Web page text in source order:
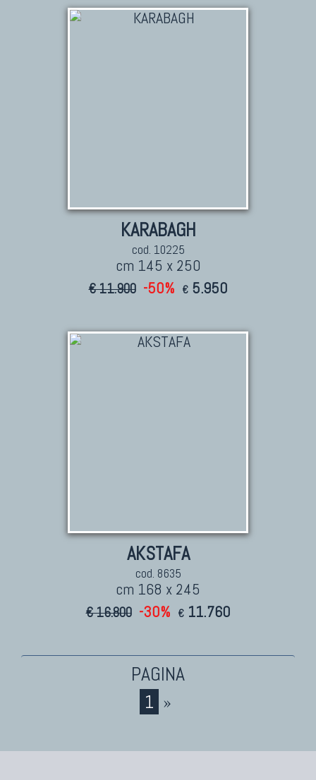
KARABAGH
cod. 10225
cm 145 x 250
€ 11.900 -50% € 5.950
AKSTAFA
cod. 8635
cm 168 x 245
€ 16.800 -30% € 11.760
1 »